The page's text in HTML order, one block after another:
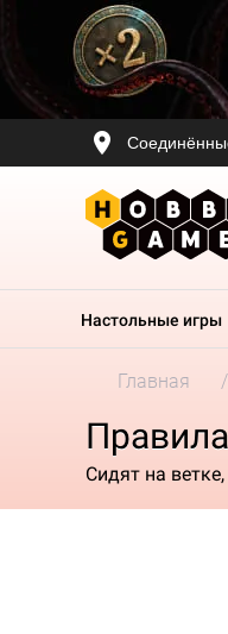
Настольные игры
Главная
Сидят на